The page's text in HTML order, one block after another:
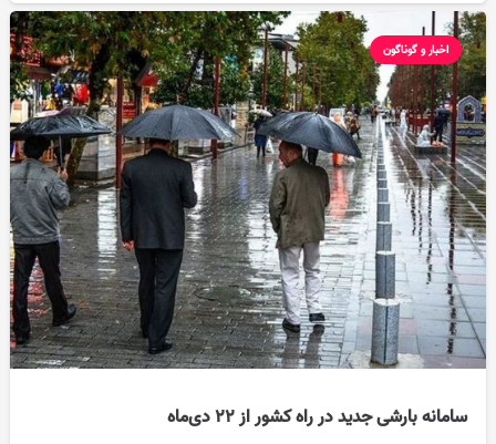
اخبار و گوناگون
سامانه بارشی جدید در راه کشور از ۲۲ دی‌ماه